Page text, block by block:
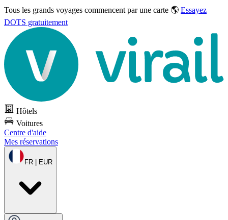
Tous les grands voyages commencent par une carte 🌎 Essayez
DOTS gratuitement
Hôtels
Voitures
Centre d'aide
Mes réservations
FR | EUR